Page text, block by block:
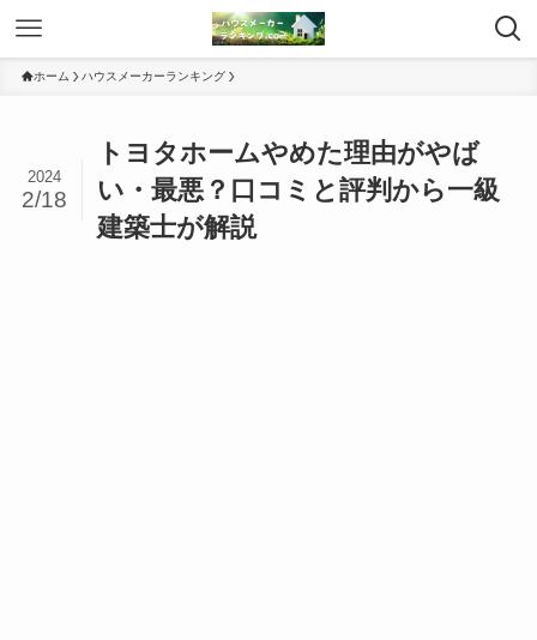
ホーム ハウスメーカーランキング
トヨタホームやめた理由がやば
い・最悪？口コミと評判から一級
建築士が解説
2024
2/18